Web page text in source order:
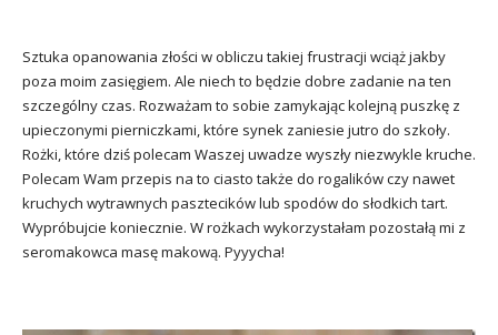
Sztuka opanowania złości w obliczu takiej frustracji wciąż jakby
poza moim zasięgiem. Ale niech to będzie dobre zadanie na ten
szczególny czas. Rozważam to sobie zamykając kolejną puszkę z
upieczonymi pierniczkami, które synek zaniesie jutro do szkoły.
Rożki, które dziś polecam Waszej uwadze wyszły niezwykle kruche.
Polecam Wam przepis na to ciasto także do rogalików czy nawet
kruchych wytrawnych pasztecików lub spodów do słodkich tart.
Wypróbujcie koniecznie. W rożkach wykorzystałam pozostałą mi z
seromakowca masę makową. Pyyycha!